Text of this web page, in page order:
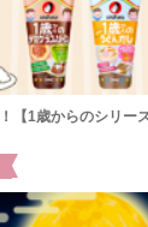
【1歳からのシリー